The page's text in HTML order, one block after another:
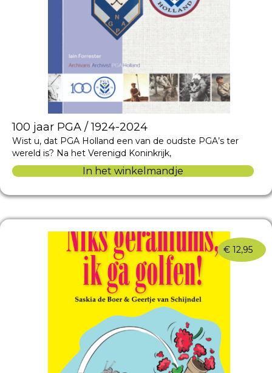
100 jaar PGA / 1924-2024
Wist u, dat PGA Holland een van de oudste PGA’s ter
wereld is? Na het Verenigd Koninkrijk,
In het winkelmandje
€ 12,95